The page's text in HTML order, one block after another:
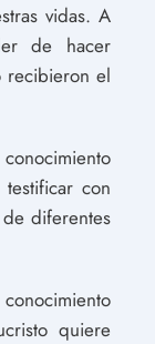
vidas. A
de hacer
recibieron el
con
diferentes
quiere